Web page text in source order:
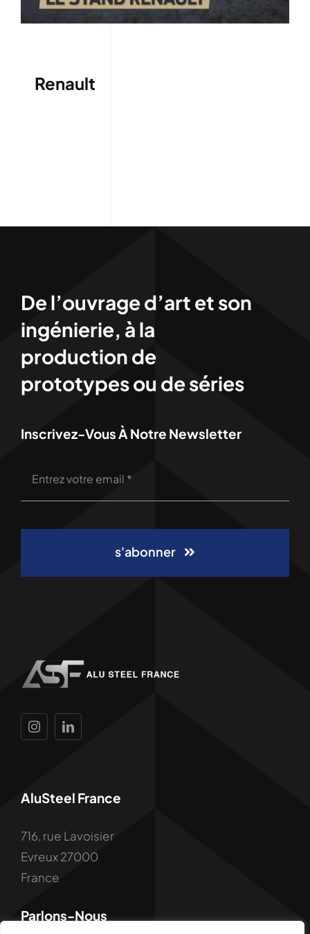
Renault
De l’ouvrage d’art et son
ingénierie, à la
production de
prototypes ou de séries
Inscrivez-Vous À Notre Newsletter
s'abonner
AluSteel France
716, rue Lavoisier
Evreux 27000
France
Parlons-Nous